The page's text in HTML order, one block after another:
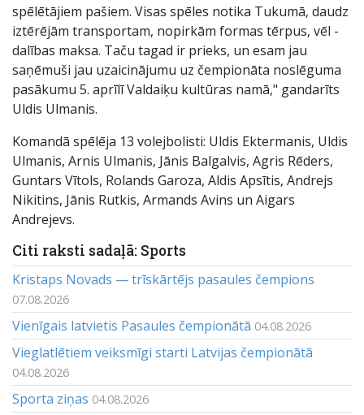
spēlētājiem pašiem. Visas spēles notika Tukumā, daudz
iztērējām transportam, nopirkām formas tērpus, vēl -
dalības maksa. Taču tagad ir prieks, un esam jau
saņēmuši jau uzaicinājumu uz čempionāta noslēguma
pasākumu 5. aprīlī Valdaiķu kultūras namā," gandarīts
Uldis Ulmanis.
Komandā spēlēja 13 volejbolisti: Uldis Ektermanis, Uldis
Ulmanis, Arnis Ulmanis, Jānis Balgalvis, Agris Rēders,
Guntars Vītols, Rolands Garoza, Aldis Apsītis, Andrejs
Nikitins, Jānis Rutkis, Armands Avins un Aigars
Andrejevs.
Citi raksti sadaļā: Sports
Kristaps Novads — trīskārtējs pasaules čempions
07.08.2026
Vienīgais latvietis Pasaules čempionātā 04.08.2026
Vieglatlētiem veiksmīgi starti Latvijas čempionātā
04.08.2026
Sporta ziņas 04.08.2026